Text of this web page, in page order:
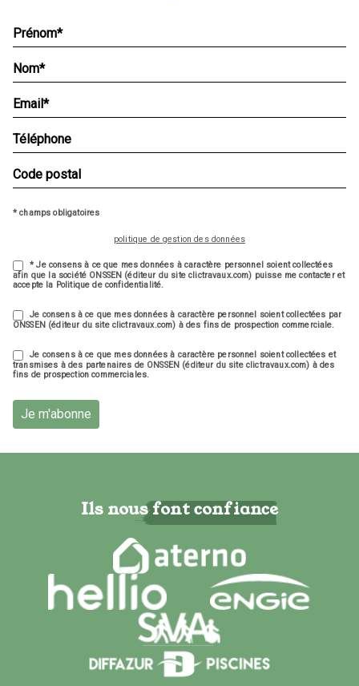
* champs obligatoires
politique de gestion des données
* Je consens à ce que mes données à caractère personnel soient collectées
afin que la société ONSSEN (éditeur du site clictravaux.com) puisse me contacter et
accepte la Politique de confidentialité.
Je consens à ce que mes données à caractère personnel soient collectées par
ONSSEN (éditeur du site clictravaux.com) à des fins de prospection commerciale.
Je consens à ce que mes données à caractère personnel soient collectées et
transmises à des partenaires de ONSSEN (éditeur du site clictravaux.com) à des
fins de prospection commerciales.
Je m'abonne
Ils nous font confiance